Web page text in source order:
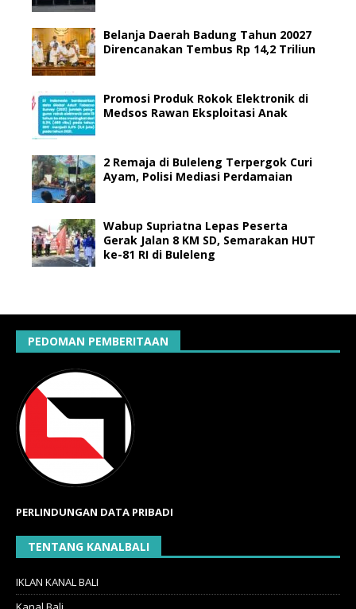
Belanja Daerah Badung Tahun 20027
Direncanakan Tembus Rp 14,2 Triliun
Promosi Produk Rokok Elektronik di
Medsos Rawan Eksploitasi Anak
2 Remaja di Buleleng Terpergok Curi
Ayam, Polisi Mediasi Perdamaian
Wabup Supriatna Lepas Peserta
Gerak Jalan 8 KM SD, Semarakan HUT
ke-81 RI di Buleleng
PEDOMAN PEMBERITAAN
PERLINDUNGAN DATA PRIBADI
TENTANG KANALBALI
IKLAN KANAL BALI